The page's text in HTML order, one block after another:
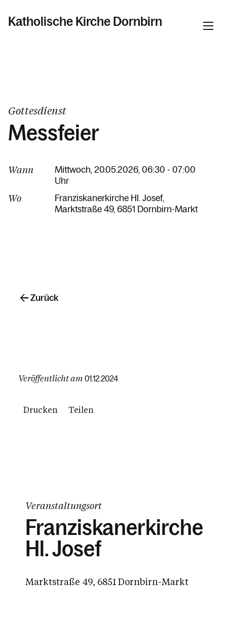
Katholische Kirche Dornbirn
Pfarren
Personen
Gottesdienst
Messfeier
Wann
Mittwoch, 20.05.2026, 06:30 - 07:00
Uhr
Wo
Franziskanerkirche Hl. Josef
Marktstraße 49 6851 Dornbirn-Markt
Veröffentlicht am 01.12.2024
Drucken Teilen
Zurück
Veranstaltungsort
Franziskanerkirche
Hl. Josef
Marktstraße 49, 6851 Dornbirn-Markt